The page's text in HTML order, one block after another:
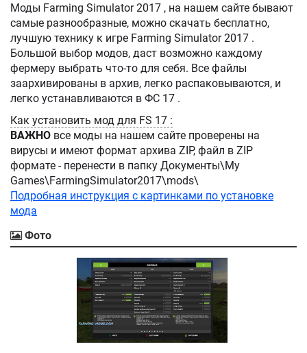
Моды Farming Simulator 2017 , на нашем сайте бывают
самые разнообразные, можно скачать бесплатно,
лучшую технику к игре Farming Simulator 2017 .
Большой выбор модов, даст возможно каждому
фермеру выбрать что-то для себя. Все файлы
заархивированы в архив, легко распаковываются, и
легко устанавливаются в ФС 17 .
Как установить мод для FS 17 :
ВАЖНО все моды на нашем сайте проверены на
вирусы и имеют формат архива ZIP, файл в ZIP
формате - перенести в папку Документы\My
Games\FarmingSimulator2017\mods\
Подробная инструкция с картинками по установке
мода
Фото